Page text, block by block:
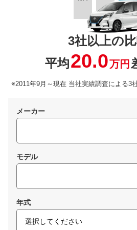
3社以上の
平均20.0万円
※2011年9月～現在 当社実績調査による3
メーカー
モデル
年式